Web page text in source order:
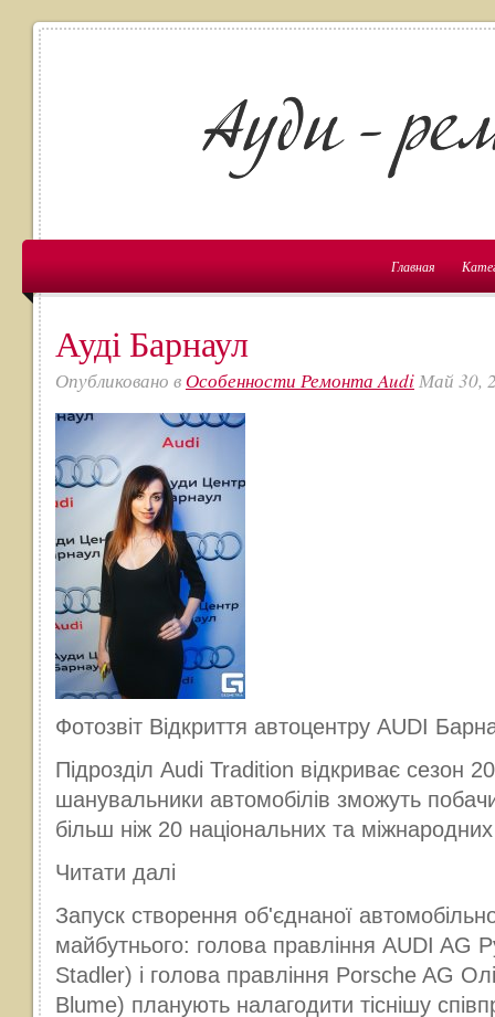
Главная
Ауді Барнаул
Опубликовано вОсобенности Ремонта AudiМай 30,
Фотозвіт Відкриття автоцентру AUDI
Підрозділ Audi Tradition відкриває сезон
шанувальники автомобілів зможуть
більш ніж 20 національних та
Читати далі
Запуск створення об'єднаної
майбутнього: голова правління AUDI AG
Stadler) і голова правління Porsche AG
Blume) планують налагодити тіснішу